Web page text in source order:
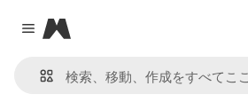
Close menu
Magnific